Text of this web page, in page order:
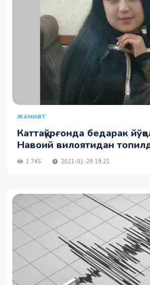
ЖАМИЯТ
Каттақўрғонда бедарак
Навоий вилоятидан
1 745 2021-01-29 19:21